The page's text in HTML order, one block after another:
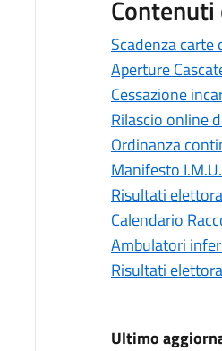
Scadenza
Aperture
Cessazione
Rilascio online
Ordinanza
Manifesto
Risultati
Calendario
Ambulatori
Risultati
Ultimo